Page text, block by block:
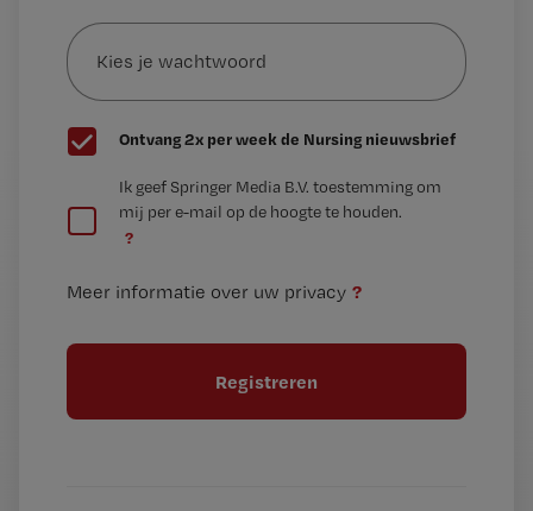
mailadres?
Kies
je
wachtwoord
G
e
t
Ontvang 2x per week de Nursing nieuwsbrief
e
t
l
Ik geef Springer Media B.V. toestemming om
mij per e-mail op de hoogte te houden.
?
Meer informatie over uw privacy ?